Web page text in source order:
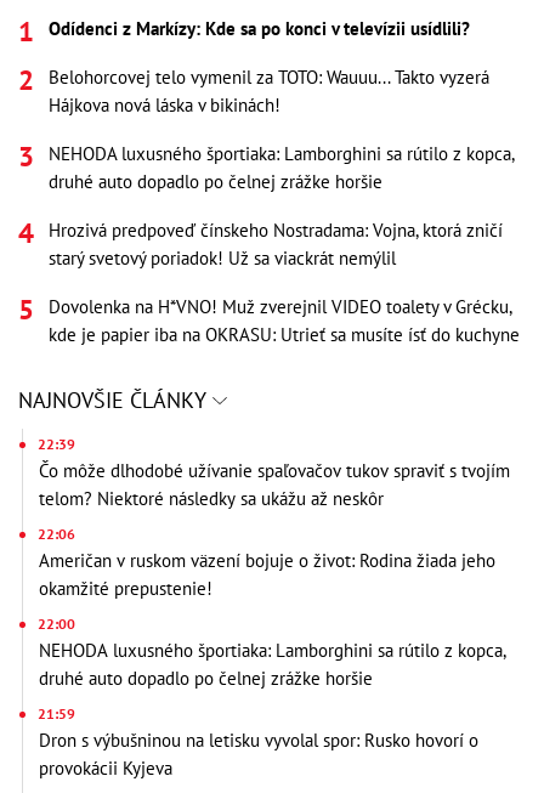
Odídenci z Markízy: Kde sa po konci v televízii usídlili?
Belohorcovej telo vymenil za TOTO: Wauuu... Takto vyzerá
Hájkova nová láska v bikinách!
NEHODA luxusného športiaka: Lamborghini sa rútilo z kopca,
druhé auto dopadlo po čelnej zrážke horšie
Hrozivá predpoveď čínskeho Nostradama: Vojna, ktorá zničí
starý svetový poriadok! Už sa viackrát nemýlil
Dovolenka na H*VNO! Muž zverejnil VIDEO toalety v Grécku,
kde je papier iba na OKRASU: Utrieť sa musíte ísť do kuchyne
NAJNOVŠIE ČLÁNKY
22:39
Čo môže dlhodobé užívanie spaľovačov tukov spraviť s tvojím
telom? Niektoré následky sa ukážu až neskôr
22:06
Američan v ruskom väzení bojuje o život: Rodina žiada jeho
okamžité prepustenie!
22:00
NEHODA luxusného športiaka: Lamborghini sa rútilo z kopca,
druhé auto dopadlo po čelnej zrážke horšie
21:59
Dron s výbušninou na letisku vyvolal spor: Rusko hovorí o
provokácii Kyjeva